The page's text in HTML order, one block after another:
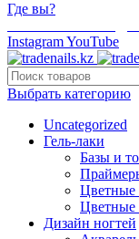
Где вы?
InstagramYouTube
Выбрать категорию
Uncategorized
Гель-лаки
Базы и
Цветные
Цветные
Дизайн ногтей